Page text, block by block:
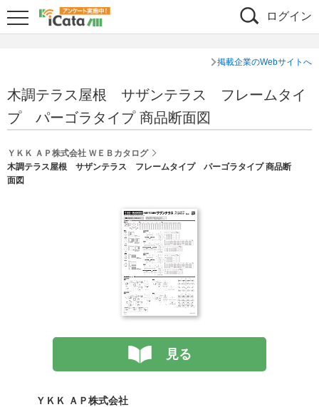
ログイン
掲載企業のWebサイトへ
木調テラス屋根 サザンテラス フレームタイ
プ パーゴラタイプ 商品断面図
ＹＫＫ ＡＰ株式会社 ＷＥＢカタログ
木調テラス屋根 サザンテラス フレームタイプ パーゴラタイプ 商品断
面図
見る
ＹＫＫ ＡＰ株式会社